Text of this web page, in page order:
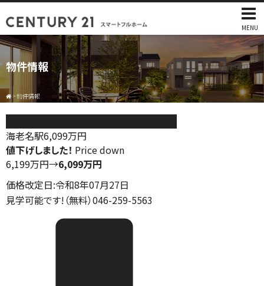
MENU
物件情報
>物件情報
海老名駅6,099万円
値下げしました！ Price down
6,199万円→6,099万円
価格改定日:令和8年07月27日
見学可能です!（無料）046-259-5563